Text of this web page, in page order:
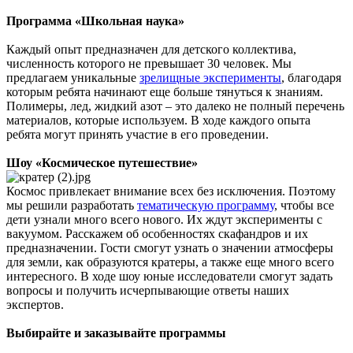
Программа «Школьная наука»
Каждый опыт предназначен для детского коллектива,
численность которого не превышает 30 человек. Мы
предлагаем уникальные зрелищные эксперименты, благодаря
которым ребята начинают еще больше тянуться к знаниям.
Полимеры, лед, жидкий азот – это далеко не полный перечень
материалов, которые используем. В ходе каждого опыта
ребята могут принять участие в его проведении.
Шоу «Космическое путешествие»
Космос привлекает внимание всех без исключения. Поэтому
мы решили разработать тематическую программу, чтобы все
дети узнали много всего нового. Их ждут эксперименты с
вакуумом. Расскажем об особенностях скафандров и их
предназначении. Гости смогут узнать о значении атмосферы
для земли, как образуются кратеры, а также еще много всего
интересного. В ходе шоу юные исследователи смогут задать
вопросы и получить исчерпывающие ответы наших
экспертов.
Выбирайте и заказывайте программы